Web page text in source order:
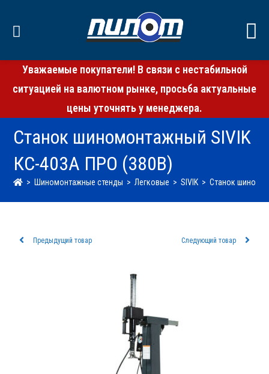
Уважаемые покупатели! В связи с нестабильной
ситуацией на валютном рынке, просьба актуальные
цены уточнять у менеджера.
Станок шиномонтажный SIVIK
КС-403А ПРО (380В)
> Шиномонтажные стенды > Легковые > SIVIK > Станок
Предыдущий товар Следующий товар